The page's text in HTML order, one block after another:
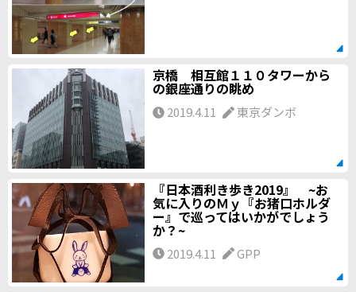
京橋 相互館１１０タワーから
の銀座通りの眺め
2019.4.11 東京ダンボ
『日本酒利き歩き2019』 ~お
気に入りのＭｙ『お猪口ホルダ
ー』で巡ってはいかがでしょう
か？~
2019.4.11 GPP